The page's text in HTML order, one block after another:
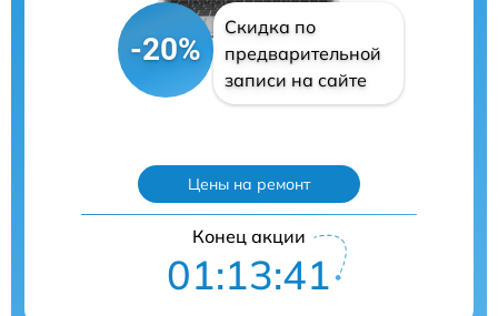
-20%
Скидка по
предварительной
записи на сайте
Цены на ремонт
Конец акции
01:13:40